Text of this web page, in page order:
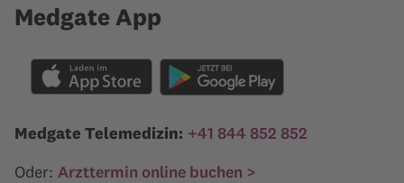
Medgate App
Medgate Telemedizin: +41 844 852 852
Oder: Arzttermin online buchen >